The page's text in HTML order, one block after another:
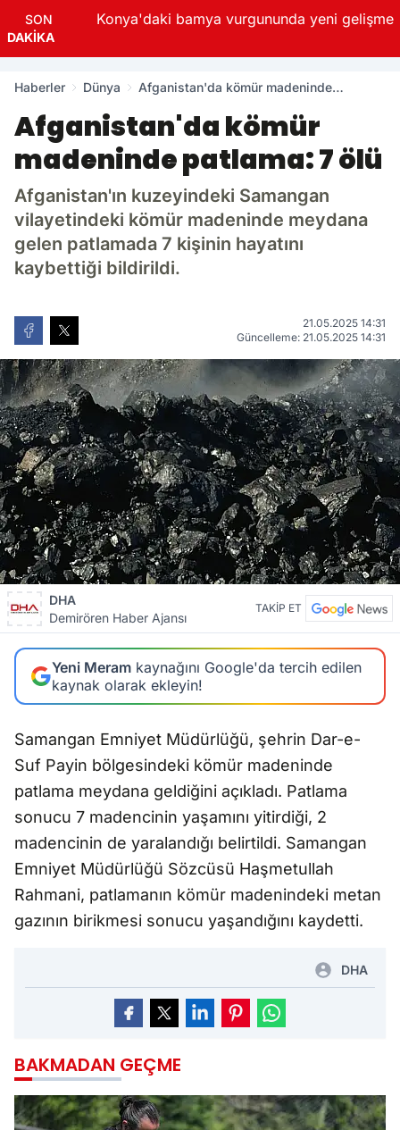
SON
DAKİKA
Konya'daki bamya vurgununda yeni gelişme
Haberler Dünya
Afganistan'da kömür madeninde
Afganistan'da kömür
madeninde patlama: 7 ölü
Afganistan'ın kuzeyindeki Samangan
vilayetindeki kömür madeninde meydana
gelen patlamada 7 kişinin hayatını
kaybettiği bildirildi.
21.05.2025 14:31
Güncelleme: 21.05.2025 14:31
DHA
Demirören Haber Ajansı
TAKİP ET
Yeni Meram kaynağını Google'da tercih edilen
kaynak olarak ekleyin!
Samangan Emniyet Müdürlüğü, şehrin Dar-e-
Suf Payin bölgesindeki kömür madeninde
patlama meydana geldiğini açıkladı. Patlama
sonucu 7 madencinin yaşamını yitirdiği, 2
madencinin de yaralandığı belirtildi. Samangan
Emniyet Müdürlüğü Sözcüsü Haşmetullah
Rahmani, patlamanın kömür madenindeki metan
gazının birikmesi sonucu yaşandığını kaydetti.
DHA
BAKMADAN GEÇME
saniye sonra kapatılacak. REKLAMI GEÇ